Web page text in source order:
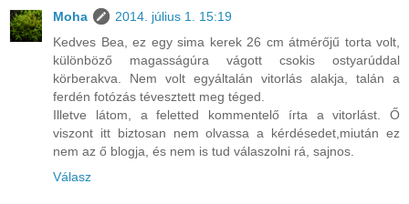
Moha
2014. július 1. 15:19
Kedves Bea, ez egy sima kerek 26 cm átmérőjű torta volt,
különböző magasságúra vágott csokis ostyarúddal
körberakva. Nem volt egyáltalán vitorlás alakja, talán a
ferdén fotózás tévesztett meg téged.
Illetve látom, a feletted kommentelő írta a vitorlást. Ő
viszont itt biztosan nem olvassa a kérdésedet,miután ez
nem az ő blogja, és nem is tud válaszolni rá, sajnos.
Válasz